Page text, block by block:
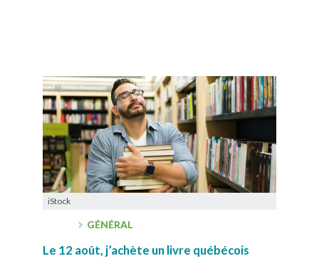
iStock
GÉNÉRAL
Le 12 août, j’achète un livre québécois